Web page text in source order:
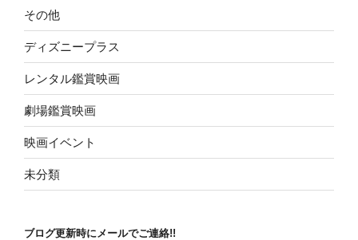
その他
ディズニープラス
レンタル鑑賞映画
劇場鑑賞映画
映画イベント
未分類
ブログ更新時にメールでご連絡!!